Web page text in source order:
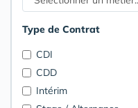
Type de Contrat
CDI
CDD
Intérim